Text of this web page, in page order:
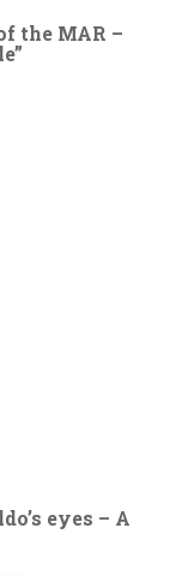
the MAR –
eyes – A